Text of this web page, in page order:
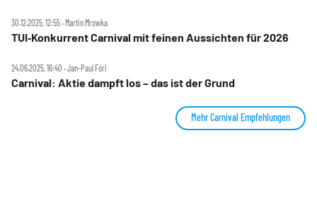
30.12.2025, 12:55 ‧ Martin Mrowka
TUI‑Konkurrent Carnival mit feinen Aussichten für 2026
24.06.2025, 16:40 ‧ Jan-Paul Fóri
Carnival: Aktie dampft los – das ist der Grund
Mehr Carnival Empfehlungen